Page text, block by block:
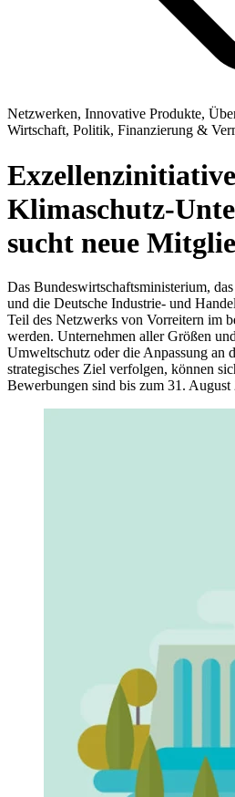
Netzwerken, Innovative Produkte,
Wirtschaft, Politik, Finanzierung &
Exzellenzinitiative
Klimaschutz-
sucht neue
Das Bundeswirtschaftsministerium,
und die Deutsche Industrie- und
Teil des Netzwerks von Vorreitern im
werden. Unternehmen aller Größen
Umweltschutz oder die Anpassung an
strategisches Ziel verfolgen, können
Bewerbungen sind bis zum 31.